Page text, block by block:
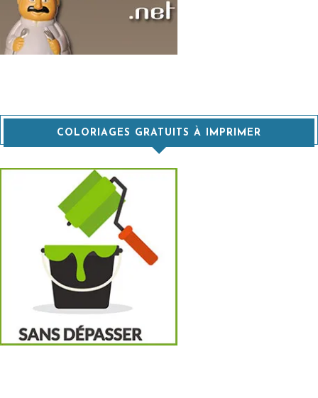
COLORIAGES GRATUITS À IMPRIMER